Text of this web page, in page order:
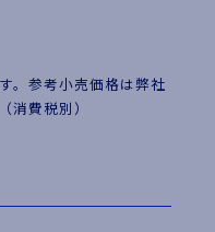
。参考小売価格は弊社
消費税別）